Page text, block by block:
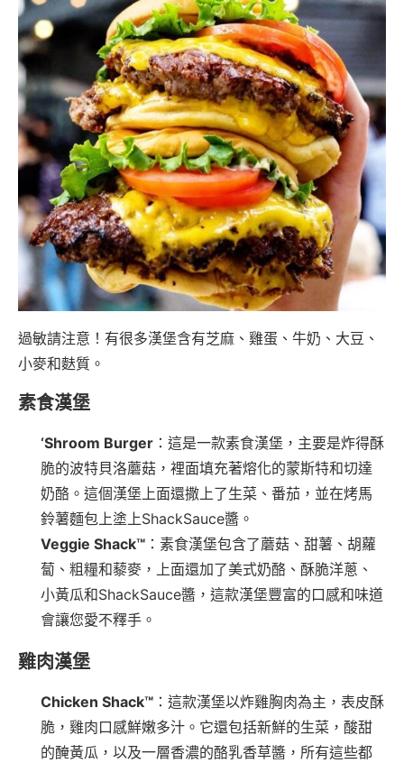
過敏請注意！有很多漢堡含有芝麻、雞蛋、牛奶、大豆、
小麥和麩質。
素食漢堡
‘Shroom Burger ：這是一款素食漢堡，主要是炸得酥
脆的波特貝洛蘑菇，裡面填充著熔化的蒙斯特和切達
奶酪。這個漢堡上面還撒上了生菜、番茄，並在烤馬
鈴薯麵包上塗上ShackSauce醬。
Veggie Shack™ ：素食漢堡包含了蘑菇、甜薯、胡蘿
蔔、粗糧和藜麥，上面還加了美式奶酪、酥脆洋蔥、
小黃瓜和ShackSauce醬，這款漢堡豐富的口感和味道
會讓您愛不釋手。
雞肉漢堡
Chicken Shack™ ：這款漢堡以炸雞胸肉為主，表皮酥
脆，雞肉口感鮮嫩多汁。它還包括新鮮的生菜，酸甜
的醃黃瓜，以及一層香濃的酪乳香草醬，所有這些都